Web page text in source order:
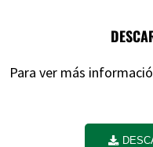
Para ver más